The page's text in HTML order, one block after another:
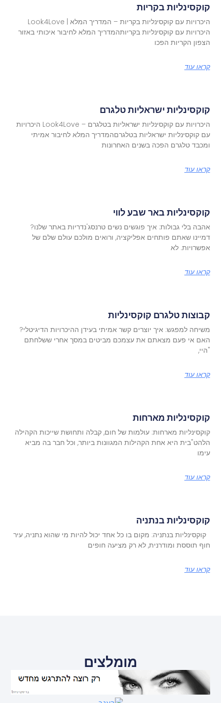
קוקסינליות בקריות
היכרויות עם קוקסינליות בקריות – המדריך המלא | Look4Love
היכרויות עם קוקסינליות בקריותהמדריך המלא לחיבור איכותי באזור
הצפון הקריות הפכו
קראו עוד
קוקסינליות ישראליות טלגרם
היכרויות עם קוקסינליות ישראליות בטלגרם – Look4Love היכרויות
עם קוקסינליות ישראליות בטלגרםהמדריך המלא לחיבור אמיתי
ומכבד טלגרם הפכה בשנים האחרונות
קראו עוד
קוקסינליות באר שבע לווי
אהבה בלי גבולות: איך פוגשים נשים טרנסג'נדריות באתר שלנו?
דמיינו שאתם פותחים אפליקציה, ורואים מולכם עולם שלם של
אפשרויות. לא
קראו עוד
קבוצות טלגרם קוקסינליות
משיחה למפגש: איך יוצרים קשר אמיתי בעידן ההיכרויות הדיגיטלי?
האם אי פעם מצאתם את עצמכם מביטים במסך אחרי ששלחתם
"היי,
קראו עוד
קוקסינליות מארחות
קוקסינליות מארחות: עולמות של חום, קבלה ותחושת שייכות הקהילה
הלהט"בית היא אחת הקהילות המגוונות ביותר, וכל חבר בה מביא
עימו
קראו עוד
קוקסינליות בנתניה
קוקסינליות בנתניה: מקום בו כל אחד יכול להיות מי שהוא נתניה, עיר
חוף תוססת ומודרנית, לא רק מציעה חופים
קראו עוד
מומלצים